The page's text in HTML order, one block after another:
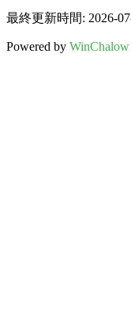
最終更新時間: 2026-
Powered by